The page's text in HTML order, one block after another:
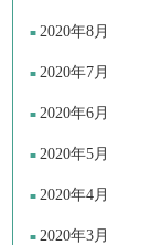
2020年8月
2020年7月
2020年6月
2020年5月
2020年4月
2020年3月